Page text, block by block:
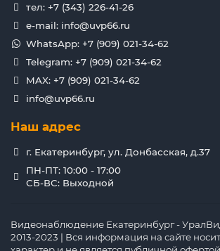
тел: +7 (343) 226-41-26
e-mail: info@uvp66.ru
WhatsApp: +7 (909) 021-34-62
Telegram: +7 (909) 021-34-62
MAX: +7 (909) 021-34-62
info@uvp66.ru
Наш адрес
г. Екатеринбург, ул. Донбасская, д.37
ПН-ПТ: 10:00 - 17:00
СБ-ВС: Выходной
Видеонаблюдение Екатеринбург -
2013-2023 | Вся информация на сайте